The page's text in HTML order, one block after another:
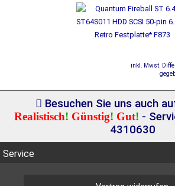
inkl. Mwst.
Besuchen Sie uns auch
Realistisch! Günstig! Gut! -
4310630
Service